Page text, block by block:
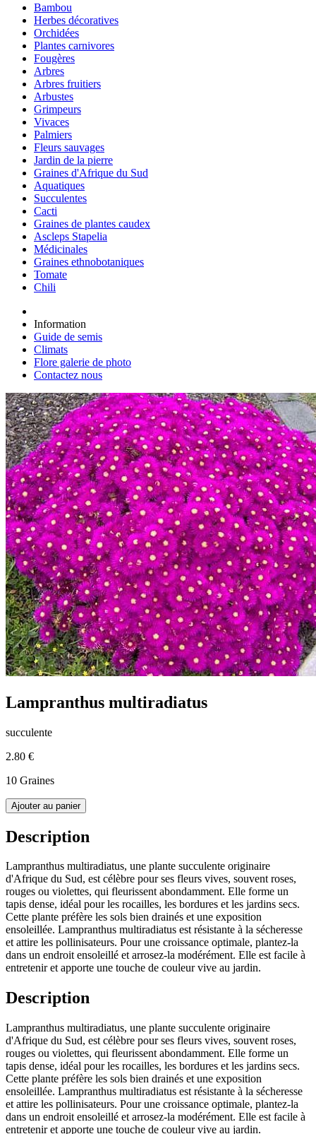
Bambou
Herbes décoratives
Orchidées
Plantes carnivores
Fougères
Arbres
Arbres fruitiers
Arbustes
Grimpeurs
Vivaces
Palmiers
Fleurs sauvages
Jardin de la pierre
Graines d'Afrique du Sud
Aquatiques
Succulentes
Cacti
Graines de plantes caudex
Ascleps Stapelia
Médicinales
Graines ethnobotaniques
Tomate
Chili
Information
Guide de semis
Climats
Flore galerie de photo
Contactez nous
Lampranthus multiradiatus
succulente
2.80 €
10 Graines
Ajouter au panier
Description
Lampranthus multiradiatus, une plante succulente originaire
d'Afrique du Sud, est célèbre pour ses fleurs vives, souvent roses,
rouges ou violettes, qui fleurissent abondamment. Elle forme un
tapis dense, idéal pour les rocailles, les bordures et les jardins secs.
Cette plante préfère les sols bien drainés et une exposition
ensoleillée. Lampranthus multiradiatus est résistante à la sécheresse
et attire les pollinisateurs. Pour une croissance optimale, plantez-la
dans un endroit ensoleillé et arrosez-la modérément. Elle est facile à
entretenir et apporte une touche de couleur vive au jardin.
Description
Lampranthus multiradiatus, une plante succulente originaire
d'Afrique du Sud, est célèbre pour ses fleurs vives, souvent roses,
rouges ou violettes, qui fleurissent abondamment. Elle forme un
tapis dense, idéal pour les rocailles, les bordures et les jardins secs.
Cette plante préfère les sols bien drainés et une exposition
ensoleillée. Lampranthus multiradiatus est résistante à la sécheresse
et attire les pollinisateurs. Pour une croissance optimale, plantez-la
dans un endroit ensoleillé et arrosez-la modérément. Elle est facile à
entretenir et apporte une touche de couleur vive au jardin.